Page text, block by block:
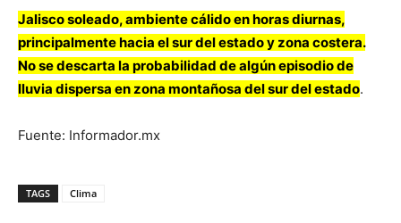
Jalisco soleado, ambiente cálido en horas diurnas,
principalmente hacia el sur del estado y zona costera.
No se descarta la probabilidad de algún episodio de
lluvia dispersa en zona montañosa del sur del estado.
Fuente: Informador.mx
TAGS Clima